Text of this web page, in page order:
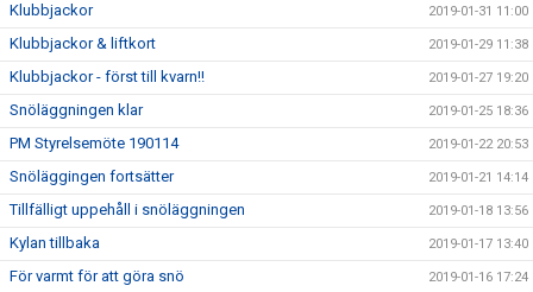
Klubbjackor 2019-01-31 11:00
Klubbjackor & liftkort 2019-01-29 11:38
Klubbjackor - först till kvarn!! 2019-01-27 19:20
Snöläggningen klar 2019-01-25 18:36
PM Styrelsemöte 190114 2019-01-22 20:53
Snöläggingen fortsätter 2019-01-21 14:14
Tillfälligt uppehåll i snöläggningen 2019-01-18 13:56
Kylan tillbaka 2019-01-17 13:40
För varmt för att göra snö 2019-01-16 17:24